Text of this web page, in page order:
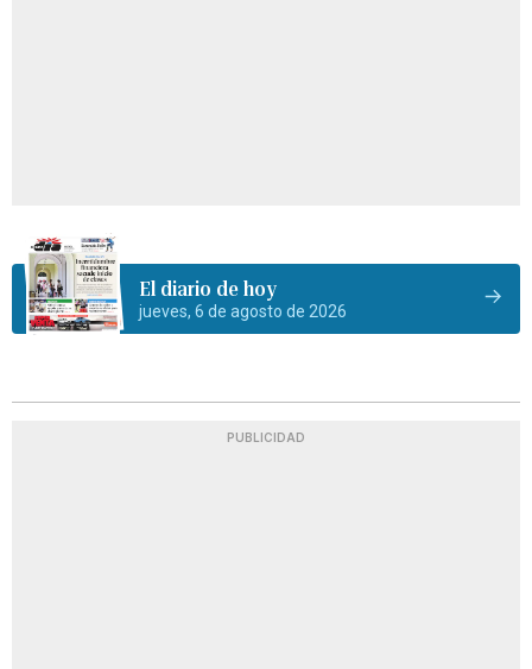
El diario de hoy
jueves, 6 de agosto de 2026
PUBLICIDAD